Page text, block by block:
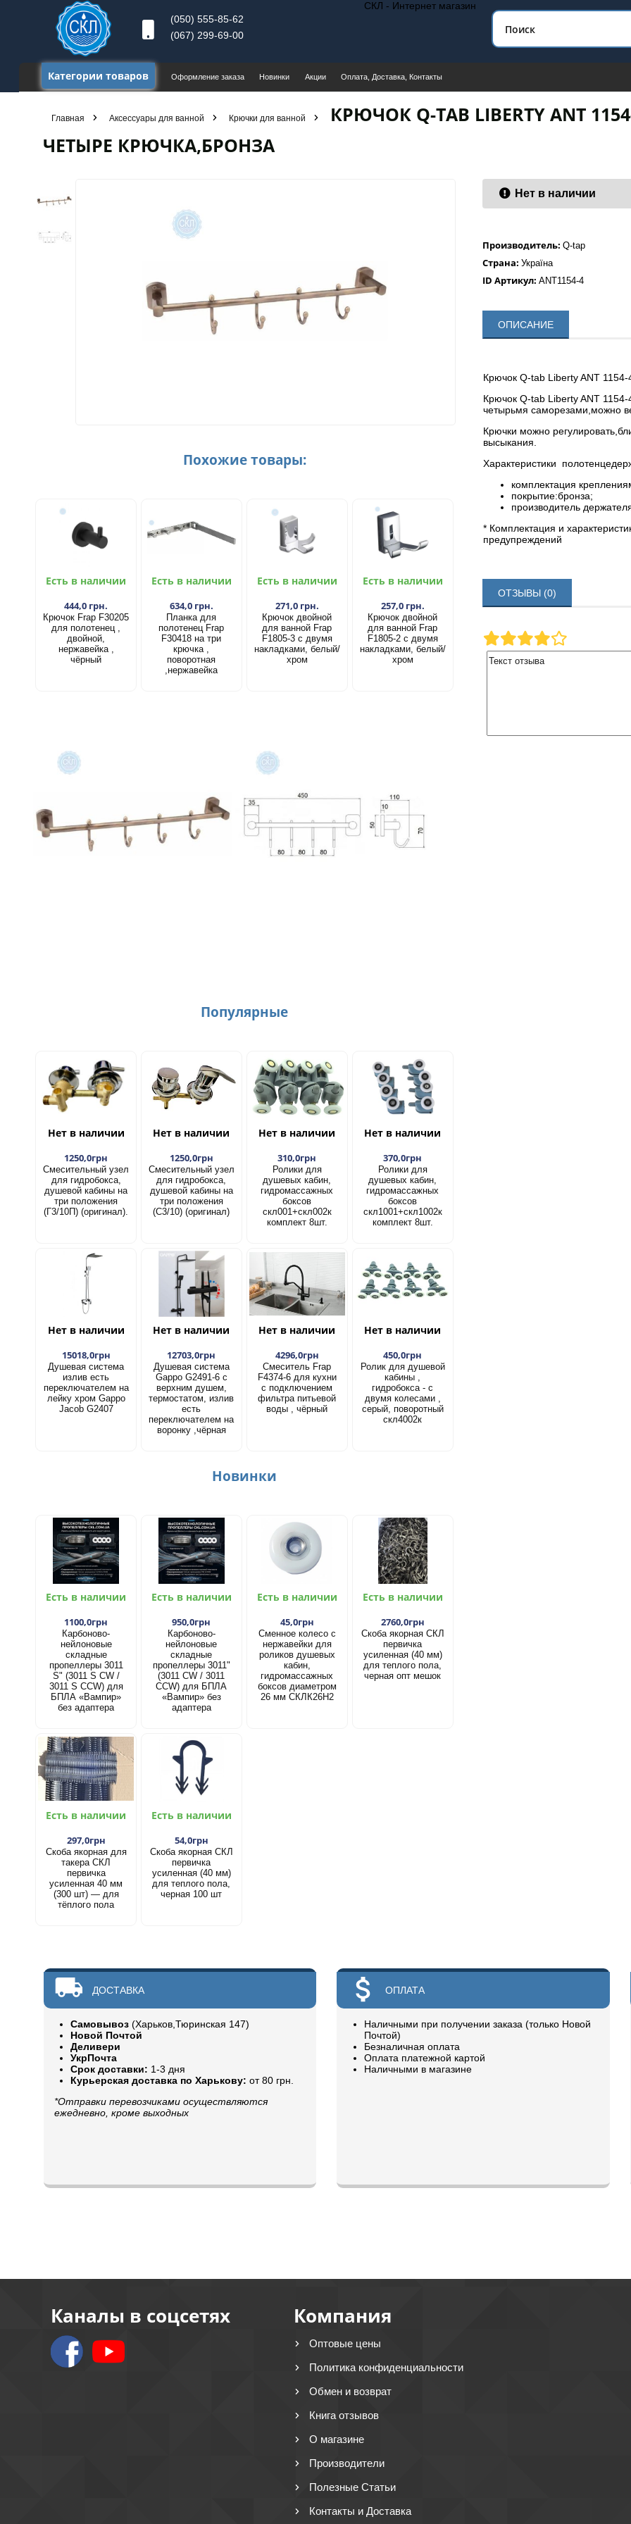
(050) 555-85-62
(067) 299-69-00
СКЛ - Интернет магазин
Категории товаров Оформление заказа Новинки Акции Оплата, Доставка, Контакты
Главная Аксессуары для ванной Крючки для ванной
КРЮЧОК Q-TAB LIBERTY ANT
ЧЕТЫРЕ КРЮЧКА,БРОНЗА
Похожие товары:
Есть в наличии
444,0 грн.
Крючок Frap F30205
для полотенец ,
двойной,
нержавейка ,
чёрный
Есть в наличии
634,0 грн.
Планка для
полотенец Frap
F30418 на три
крючка ,
поворотная
,нержавейка
Есть в наличии
271,0 грн.
Крючок двойной
для ванной Frap
F1805-3 с двумя
накладками, белый/
хром
Есть в наличии
257,0 грн.
Крючок двойной
для ванной Frap
F1805-2 с двумя
накладками, белый/
хром
Популярные
Нет в наличии
1250,0грн
Смесительный узел
для гидробокса,
душевой кабины на
три положения
(Г3/10П) (оригинал).
Нет в наличии
1250,0грн
Смесительный узел
для гидробокса,
душевой кабины на
три положения
(С3/10) (оригинал)
Нет в наличии
310,0грн
Ролики для
душевых кабин,
гидромассажных
боксов
скл001+скл002к
комплект 8шт.
Нет в наличии
370,0грн
Ролики для
душевых кабин,
гидромассажных
боксов
скл1001+скл1002к
комплект 8шт.
Нет в наличии
15018,0грн
Душевая система
излив есть
переключателем на
лейку хром Gappo
Jacob G2407
Нет в наличии
12703,0грн
Душевая система
Gappo G2491-6 с
верхним душем,
термостатом, излив
есть
переключателем на
воронку ,чёрная
Нет в наличии
4296,0грн
Смеситель Frap
F4374-6 для кухни
с подключением
фильтра питьевой
воды , чёрный
Нет в наличии
450,0грн
Ролик для душевой
кабины ,
гидробокса - с
двумя колесами ,
серый, поворотный
скл4002к
Новинки
Есть в наличии
1100,0грн
Карбоново-
нейлоновые
складные
пропеллеры 3011
S" (3011 S CW /
3011 S CCW) для
БПЛА «Вампир»
без адаптера
Есть в наличии
950,0грн
Карбоново-
нейлоновые
складные
пропеллеры 3011"
(3011 CW / 3011
CCW) для БПЛА
«Вампир» без
адаптера
Есть в наличии
45,0грн
Сменное колесо с
нержавейки для
роликов душевых
кабин,
гидромассажных
боксов диаметром
26 мм СКЛК26Н2
Есть в наличии
2760,0грн
Скоба якорная СКЛ
первичка
усиленная (40 мм)
для теплого пола,
черная опт мешок
Есть в наличии
297,0грн
Скоба якорная для
такера СКЛ
первичка
усиленная 40 мм
(300 шт) — для
тёплого пола
Есть в наличии
54,0грн
Скоба якорная СКЛ
первичка
усиленная (40 мм)
для теплого пола,
черная 100 шт
Нет в наличии
Производитель: Q-tap
Страна: Україна
ID Артикул: ANT1154-4
ОПИСАНИЕ
Крючок Q-tab Liberty ANT
Крючок Q-tab Liberty ANT
четырьмя саморезами,можно
Крючки можно
высыкания.
Характеристики
комплектация
покрытие:бронза;
производитель
* Комплектация и
предупреждений
ОТЗЫВЫ (0)
ДОСТАВКА
Самовывоз(Харьков,Тюринская 147)
Новой Почтой
Деливери
УкрПочта
Срок доставки: 1-3 дня
Курьерская доставка по Харькову:от 80 грн.
*Отправки перевозчиками осуществляются
ежедневно, кроме выходных
ОПЛАТА
Наличными при получении заказа (только Новой
Почтой)
Безналичная оплата
Оплата платежной картой
Наличными в магазине
Каналы в соцсетях Компания
Оптовые цены
Политика конфиденциальности
Обмен и возврат
Книга отзывов
О магазине
Производители
Полезные Статьи
Контакты и Доставка